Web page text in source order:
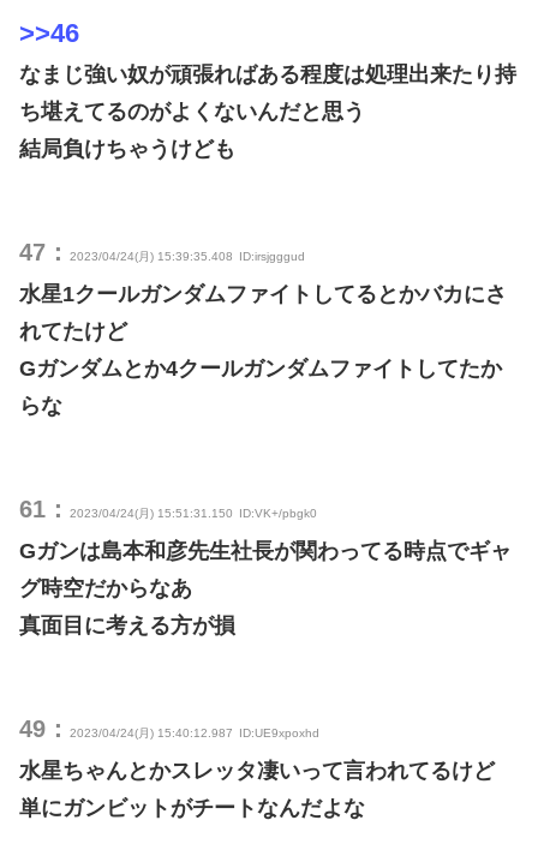
>>46
なまじ強い奴が頑張ればある程度は処理出来たり持
ち堪えてるのがよくないんだと思う
結局負けちゃうけども
47： 2023/04/24(月) 15:39:35.408 ID:irsjgggud
水星1クールガンダムファイトしてるとかバカにさ
れてたけど
Gガンダムとか4クールガンダムファイトしてたか
らな
61： 2023/04/24(月) 15:51:31.150 ID:VK+/pbgk0
Gガンは島本和彦先生社長が関わってる時点でギャ
グ時空だからなあ
真面目に考える方が損
49： 2023/04/24(月) 15:40:12.987 ID:UE9xpoxhd
水星ちゃんとかスレッタ凄いって言われてるけど
単にガンビットがチートなんだよな